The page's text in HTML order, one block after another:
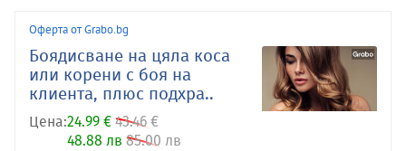
Оферта от Grabo.bg
Боядисване на цяла коса
или корени с боя на
клиента, плюс подхра..
Цена:24.99 € 43.46 €
48.88 лв 85.00 лв